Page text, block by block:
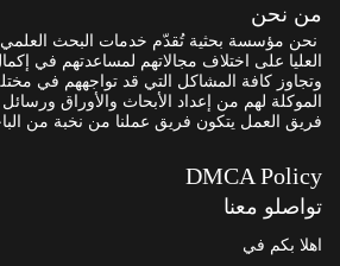
من نحن
نحن مؤسسة بحثية تُقدّم خدمات البحث العلمي
العليا على اختلاف مجالاتهم لمساعدتهم في
وتجاوز كافة المشاكل التي قد تواجههم في
الموكلة لهم من إعداد الأبحاث والأوراق ورسائل
فريق العمل يتكون فريق عملنا من نخبة من
DMCA Policy
تواصلو معنا
اهلا بكم في